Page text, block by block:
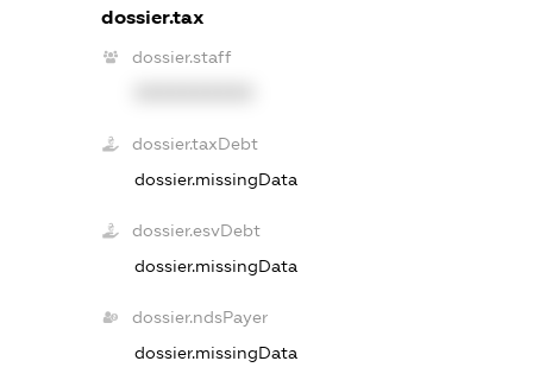
dossier.tax
dossier.staff
dossier.taxDebt
dossier.missingData
dossier.esvDebt
dossier.missingData
dossier.ndsPayer
dossier.missingData